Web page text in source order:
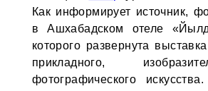
Как информирует источник,
в Ашхабадском отеле
которого развернута
прикладного,
фотографического